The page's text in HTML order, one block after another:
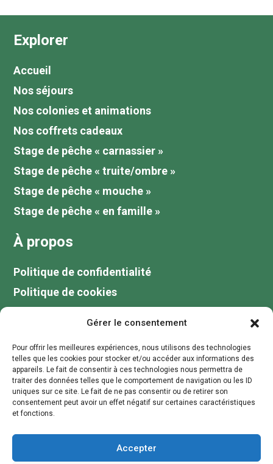
Gérer le consentement
Pour offrir les meilleures expériences, nous utilisons des technologies
telles que les cookies pour stocker et/ou accéder aux informations des
appareils. Le fait de consentir à ces technologies nous permettra de
traiter des données telles que le comportement de navigation ou les ID
uniques sur ce site. Le fait de ne pas consentir ou de retirer son
consentement peut avoir un effet négatif sur certaines caractéristiques
et fonctions.
Accepter
Explorer
Accueil
Nos séjours
Nos colonies et animations
Nos coffrets cadeaux
Stage de pêche « carnassier »
Stage de pêche « truite/ombre »
Stage de pêche « mouche »
Stage de pêche « en famille »
À propos
Politique de confidentialité
Politique de cookies
Blog
Votre guide de pêche au lac du Der
Contactez moi
contact@stagepechechampagne.fr